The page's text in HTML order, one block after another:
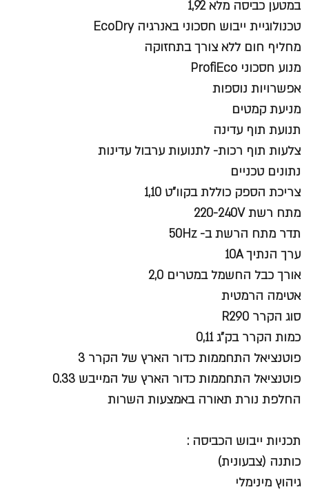
במטען כביסה מלא 1,92
טכנולוגיית ייבוש חסכוני באנרגיה EcoDry
מחליף חום ללא צורך בתחזוקה
מנוע חסכוני ProfiEco
אפשרויות נוספות
מניעת קמטים
תנועת תוף עדינה
צלעות תוף רכות- לתנועות ערבול עדינות
נתונים טכניים
צריכת הספק כוללת בקוו"ט 1,10
מתח רשת 220-240V
תדר מתח הרשת ב- 50Hz
ערך הנתיך 10A
אורך כבל החשמל במטרים 2,0
אטימה הרמטית
סוג הקרר R290
כמות הקרר בק"ג 0,11
פוטנציאל התחממות כדור הארץ של הקרר 3
פוטנציאל התחממות כדור הארץ של המייבש 0.33
החלפת נורת תאורה באמצעות השרות
תכניות ייבוש הכביסה :
כותנה (צבעונית)
גיהוץ מינימלי